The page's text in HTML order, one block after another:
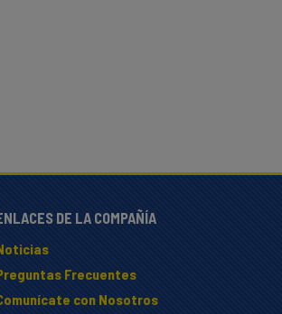
DE LA COMPAÑÍA
Frecuentes
con Nosotros